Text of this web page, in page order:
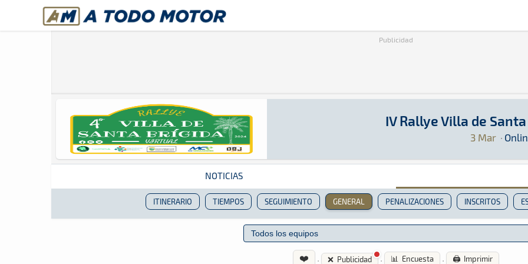
A Todo Motor· Revista del motor desde 1999
Revista del motor desde 1999
Publicidad
IV Rallye Villa de Santa Brígida Virtual
IV Rallye Villa de
3 Mar ·
SimRacing · IV Rallye Villa de Santa
NOTICIAS
ITINERARIO TIEMPOS SEGUIMIENTO GENERAL PENALIZACIONES INSCRITOS
❤️ · ❌ Publicidad · 📊 Encuesta · 🖨️ Imprimir